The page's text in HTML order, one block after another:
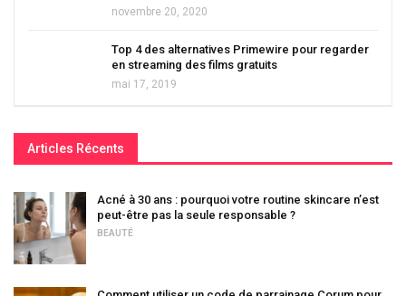
novembre 20, 2020
Top 4 des alternatives Primewire pour regarder
en streaming des films gratuits
mai 17, 2019
Articles Récents
Acné à 30 ans : pourquoi votre routine skincare n’est
peut-être pas la seule responsable ?
BEAUTÉ